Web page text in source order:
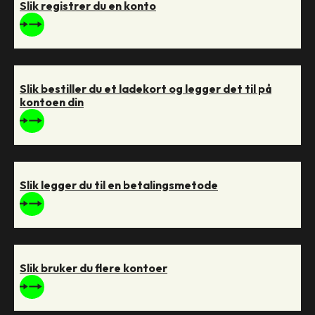
Slik registrer du en konto
Slik bestiller du et ladekort og legger det til på
kontoen din
Slik legger du til en betalingsmetode
Slik bruker du flere kontoer